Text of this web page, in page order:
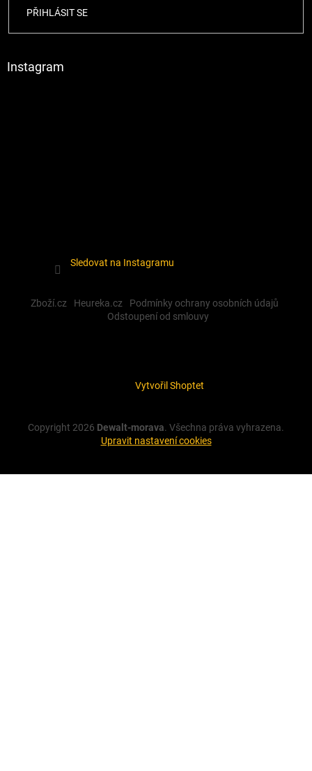
PŘIHLÁSIT SE
Instagram
Sledovat na Instagramu
Zboží.cz Heureka.cz
Podmínky ochrany osobních údajů
Odstoupení od smlouvy
Vytvořil Shoptet
Copyright 2026 Dewalt-morava. Všechna práva vyhrazena.
Upravit nastavení cookies